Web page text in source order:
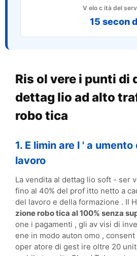
V elo c ità del
15 secon
Ris ol vere i punti di
dettag lio ad alto
robo tica
1. E limin are l ' a
lavoro
La vendita al dettag lio soft - ser
fino al 40% del prof itto netto a
del lavoro e della formazione . Il
zione robo tica al 100% senza
one i pagamenti , gli av visi di
ene in modo auton omo ,
oper atore di gest ire oltre 20